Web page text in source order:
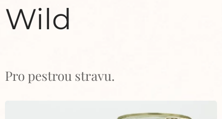
Wild
Pro pestrou stravu.